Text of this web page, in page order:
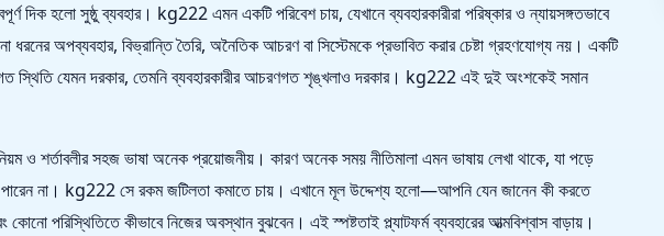
দিক হলো সুষ্ঠু ব্যবহার। kg222 এমন একটি পরিবেশ চায়, যেখানে ব্যবহারকারীরা পরিষ্কার ও ন্যায়সঙ্গতভাবে
অপব্যবহার, বিভ্রান্তি তৈরি, অনৈতিক আচরণ বা সিস্টেমকে প্রভাবিত করার চেষ্টা গ্রহণযোগ্য নয়। একটি
স্থিতি যেমন দরকার, তেমনি ব্যবহারকারীর আচরণগত শৃঙ্খলাও দরকার। kg222 এই দুই অংশকেই সমান
নিয়ম ও শর্তাবলীর সহজ ভাষা অনেক প্রয়োজনীয়। কারণ অনেক সময় নীতিমালা এমন ভাষায় লেখা থাকে, যা পড়ে
পারেন না। kg222 সে রকম জটিলতা কমাতে চায়। এখানে মূল উদ্দেশ্য হলো—আপনি যেন জানেন কী করতে
কোনো পরিস্থিতিতে কীভাবে নিজের অবস্থান বুঝবেন। এই স্পষ্টতাই প্ল্যাটফর্ম ব্যবহারের আত্মবিশ্বাস বাড়ায়।